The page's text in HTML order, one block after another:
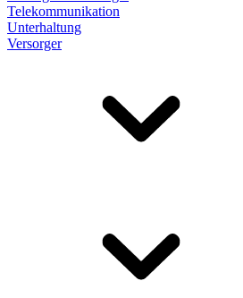
Telekommunikation
Unterhaltung
Versorger